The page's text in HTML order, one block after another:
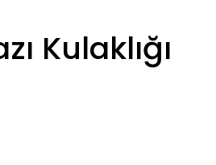
Kulaklığı